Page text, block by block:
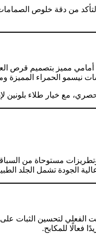
مميز بتصميم قرص
نيسمو الحمراء
مع خيار طلاء بلونين
وتطريزات مستوحاة من
الجودة تشمل الجلد